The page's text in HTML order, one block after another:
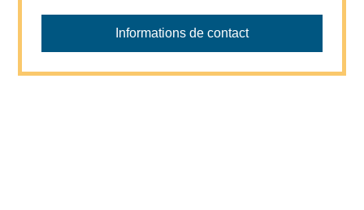
Informations de contact